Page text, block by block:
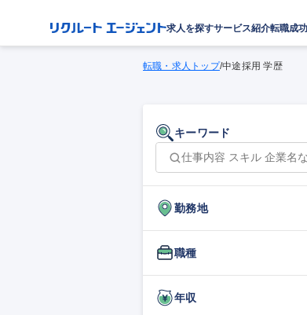
求人を探すサービス紹介転職成
転職・求人トップ/中途採用 学歴
キーワード
勤務地
職種
年収